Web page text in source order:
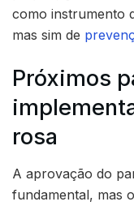
como instrumento
mas sim de
Próximos
rosa
A aprovação do
fundamental, mas